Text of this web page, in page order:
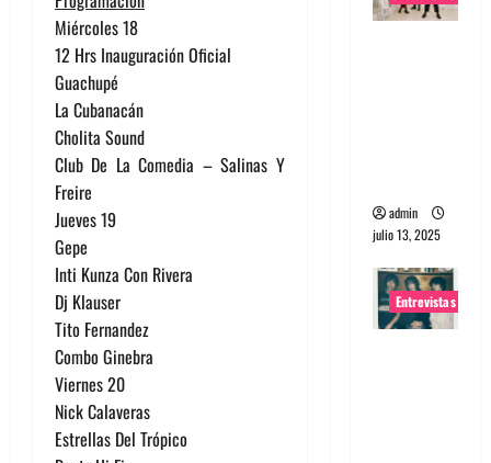
Miércoles 18
12 Hrs Inauguración Oficial
Guachupé
La Cubanacán
Cholita Sound
Club De La Comedia – Salinas Y
Freire
Jueves 19
Gepe
Inti Kunza Con Rivera
Dj Klauser
Tito Fernandez
Combo Ginebra
Viernes 20
Nick Calaveras
Estrellas Del Trópico
admin
julio 13, 2025
Entrevistas